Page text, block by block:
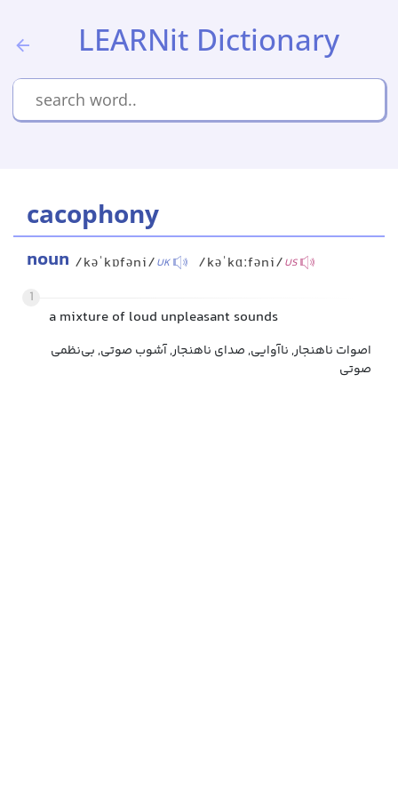
LEARNit Dictionary
cacophony
noun /kəˈkɒfəni/UK /kəˈkɑːfəni/US
1
a mixture of loud unpleasant sounds
اصوات ناهنجار, ناآوایی, صدای ناهنجار, آشوب صوتی, بی‌نظمی
صوتی